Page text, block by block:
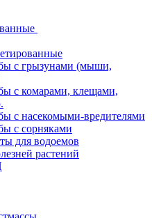
с грызунами (мыши,
с комарами, клещами,
с насекомыми-вредителями
с сорняками
для водоемов
растений